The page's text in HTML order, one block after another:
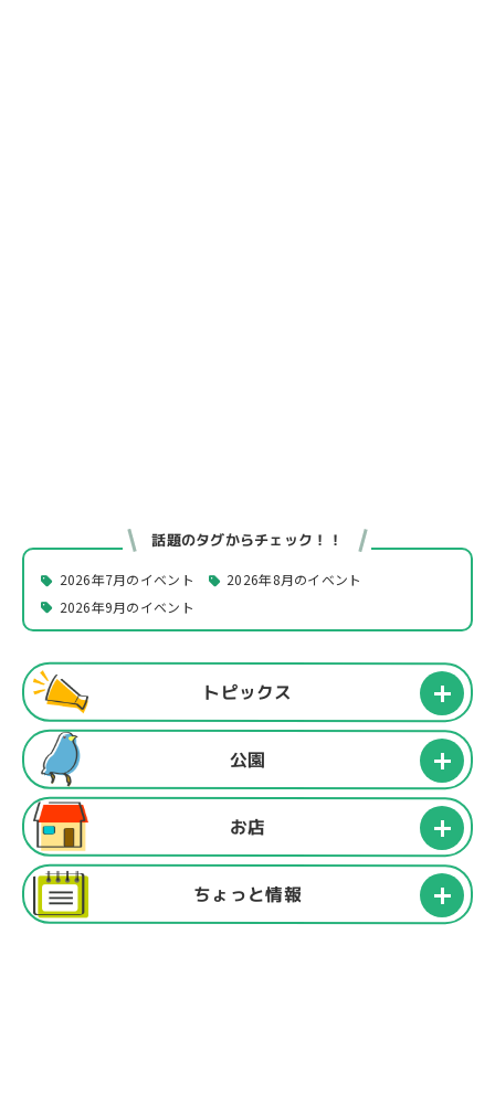
話題のタグからチェック！！
2026年7月のイベント
2026年8月のイベント
2026年9月のイベント
トピックス
公園
お店
ちょっと情報